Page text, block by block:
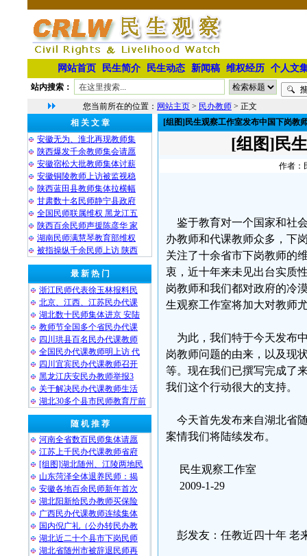
网站首页 民生简介 民生动态 新闻稿 维权经历 个人文
站内搜索：
您当前所在的位置： 网站主页 > 民办教师 > 正文
相 关 文 章
安徽无为、淮北再现教师集
陕西爆发千余教师集会请愿
安徽宿松大批教师集体讨薪
安徽铜陵教师上访被监视稳
陕西蓝田县教师集体拉横幅
甘肃数十名民师静宁县政府
全国民师联属维权 黑龙江五
陕西百余民师声援陈彦华 家
湖南民师满慧琴教育部维权
被指操纵千余民师上访 陕西
最 新 热 门
浙江民师代表徐玉林报料民
北京、江西、江苏民办代课
湖北数十民师集体进京 安陆
教师节全国多个省民办代课
四川珙县百名民办代课教师
全国民办代课教师明上访 代
四川宜宾民办代课教师召开
黑龙江庆安民办教师举报3
关于解决民办代课教师生活
湖北30多个县市民师教育厅前
随 机 推 荐
河南全省数百民师集体请愿
江苏上千民办代课教师省府
[组图]湖北随州、江陵两地民
山东菏泽全体退养民师：揭
安徽各地百余民师新年首次
湖北阳新给民办教师买保险
广西民办代课教师连续集体
国内倪广礼（公办转民办教
湖北近二十个县市下岗民师
湖北省随州市被辞退民师再
[组图]民生观察工作室发布中国下岗教
[组图]民
作者：
鉴于教育对一个国家和社
办教师和代课教师众多，下
关注了十余省市下岗教师的
衷，近十年来未见出台实质
岗教师和我们都对政府的冷
生观察工作室将加大对教师
为此，我们特于今天发布
岗教师问题的由来，以及现
等。现在我们已撰写完成了
我们这个行动很大的支持。
今天首先发布来自湖北省
案情我们将陆续发布。
民生观察工作室
2009-1-29
彭发友：任教近四十年 老